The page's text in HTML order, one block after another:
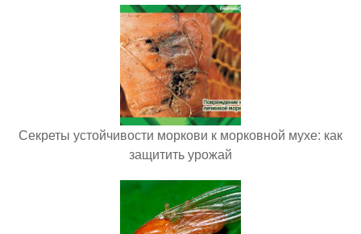
Секреты устойчивости моркови к морковной мухе: как
защитить урожай